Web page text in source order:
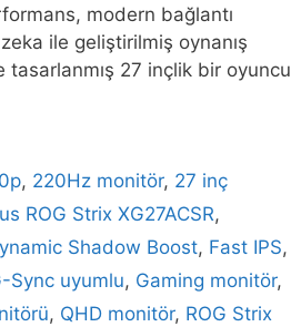
modern bağlantı
ile geliştirilmiş oynanış
tasarlanmış 27 inçlik bir oyuncu
, 220Hz monitör, 27 inç
ROG Strix XG27ACSR,
Shadow Boost, Fast IPS,
Sync uyumlu, Gaming monitör,
, QHD monitör, ROG Strix